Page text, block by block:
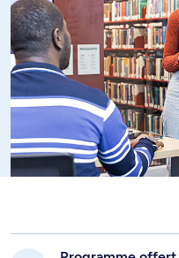
Maîtriser les savoir-
professionnel ou
physique
Développer des
permettront de
profession